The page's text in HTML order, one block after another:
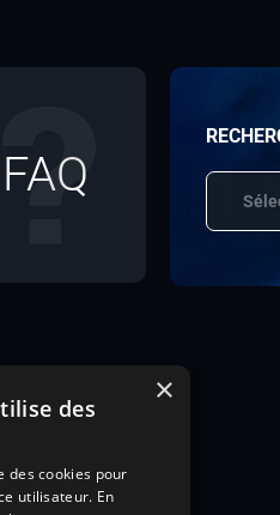
FAQ
×
des
des cookies pour
utilisateur. En